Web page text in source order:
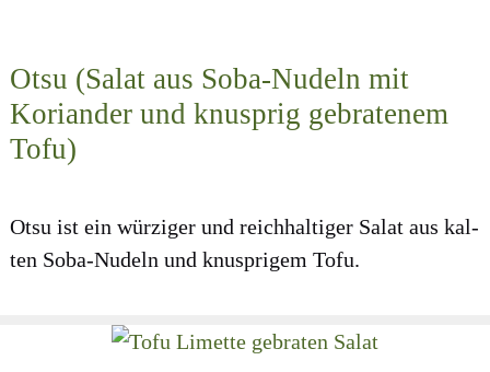
Otsu (Salat aus Soba-Nudeln mit
Koriander und knusprig gebratenem
Tofu)
Otsu ist ein wür­zi­ger und reich­hal­ti­ger Salat aus kal­
ten Soba-Nudeln und knusp­ri­gem Tofu.